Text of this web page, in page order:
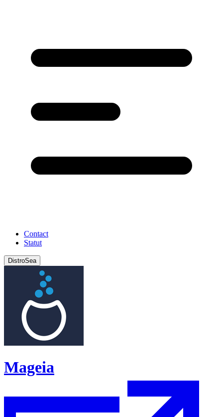
Contact
Statut
DistroSea
Mageia